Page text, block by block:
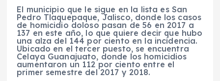
El municipio que le sigue en la lista es San
Pedro Tlaquepaque, Jalisco, donde los casos
de homicidio doloso pasan de 56 en 2017 a
137 en este año, lo que quiere decir que hubo
una alza del 144 por ciento en la incidencia.
Ubicado en el tercer puesto, se encuentra
Celaya Guanajuato, donde los homicidios
aumentaron un 112 por ciento entre el
primer semestre del 2017 y 2018.